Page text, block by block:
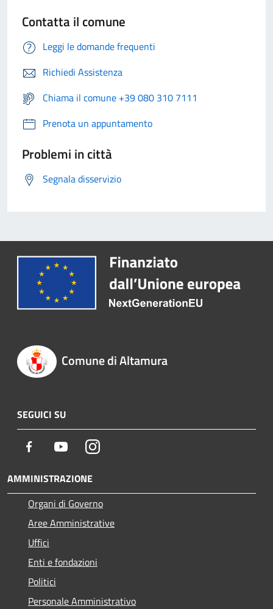
Contatta il comune
Leggi le domande frequenti
Richiedi Assistenza
Chiama il comune +39 080 310 7111
Prenota un appuntamento
Problemi in città
Segnala disservizio
Comune di Altamura
SEGUICI SU
Facebook YoutubeInstagram
AMMINISTRAZIONE
Organi di Governo
Aree Amministrative
Uffici
Enti e fondazioni
Politici
Personale Amministrativo